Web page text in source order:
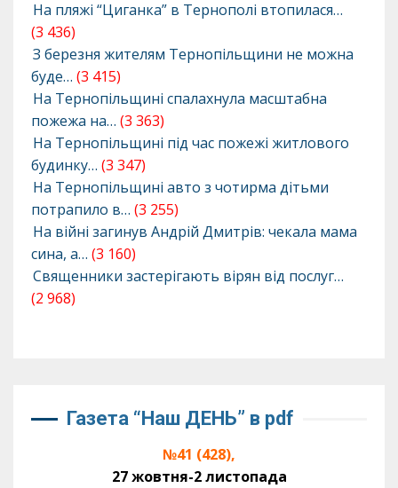
На пляжі “Циганка” в Тернополі втопилася…
(3 436)
З березня жителям Тернопільщини не можна
буде… (3 415)
На Тернопільщині спалахнула масштабна
пожежа на… (3 363)
На Тернопільщині під час пожежі житлового
будинку… (3 347)
На Тернопільщині авто з чотирма дітьми
потрапило в… (3 255)
На війні загинув Андрій Дмитрів: чекала мама
сина, а… (3 160)
Священники застерігають вірян від послуг…
(2 968)
Газета “Наш ДЕНЬ” в pdf
№41 (428),
27 жовтня-2 листопада